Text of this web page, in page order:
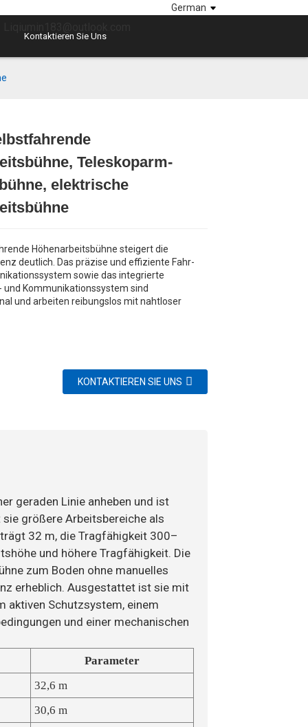
German
Kontaktieren Sie Uns
Loading...
Loading...
Teleskoparm-
elektrische
Höhenarbeitsbühne steigert die
deutlich. Das präzise und effiziente Fahr-
sowie das integrierte
und Kommunikationssystem sind
und arbeiten reibungslos mit nahtloser
KONTAKTIEREN SIE UNS
geraden Linie anheben und ist
größere Arbeitsbereiche als
32 m, die Tragfähigkeit 300–
und höhere Tragfähigkeit. Die
zum Boden ohne manuelles
erheblich. Ausgestattet ist sie mit
aktiven Schutzsystem, einem
und einer mechanischen
Parameter
32,6 m
30,6 m